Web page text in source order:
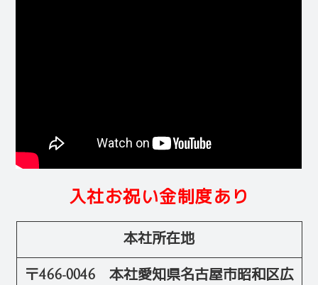
入社お祝い金制度あり
本社所在地
〒466-0046 本社愛知県名古屋市昭和区広